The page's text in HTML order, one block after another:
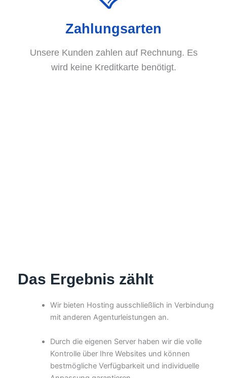
Zahlungsarten
Unsere Kunden zahlen auf Rechnung. Es
wird keine Kreditkarte benötigt.
Das Ergebnis zählt
Wir bieten Hosting ausschließlich in Verbindung
mit anderen Agenturleistungen an.
Durch die eigenen Server haben wir die volle
Kontrolle über Ihre Websites und können
bestmögliche Verfügbarkeit und individuelle